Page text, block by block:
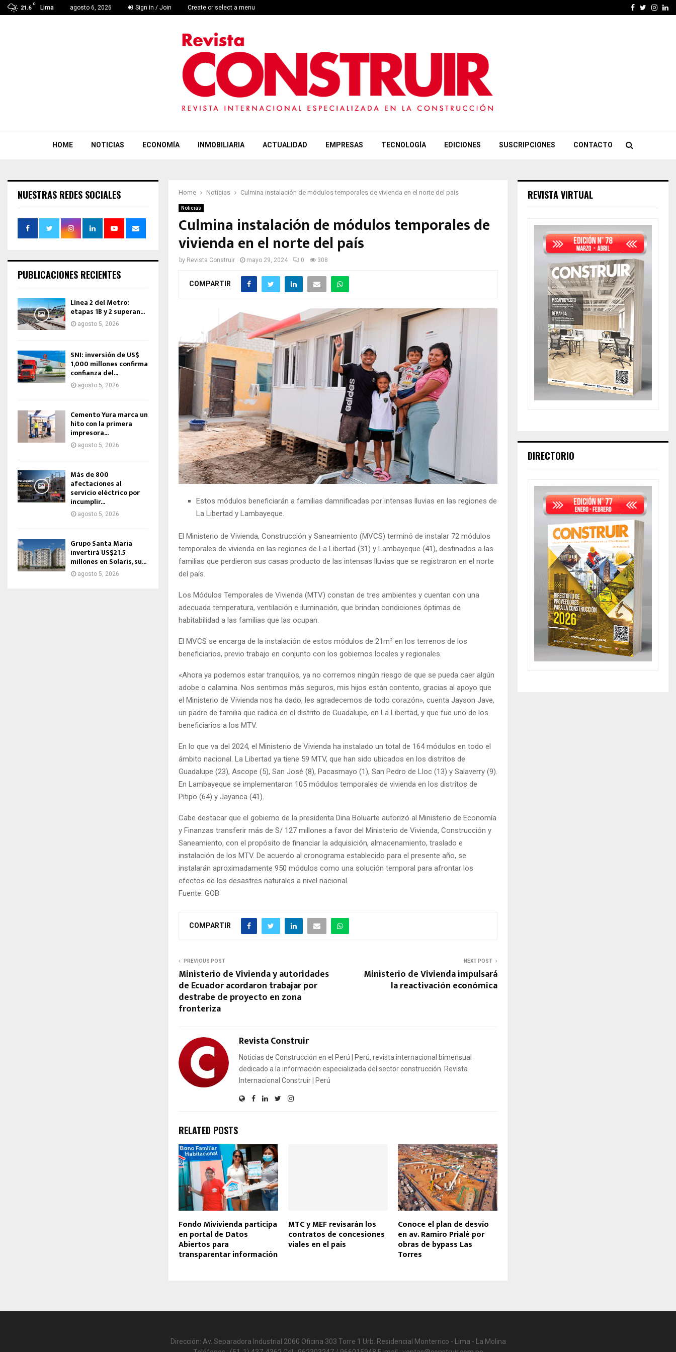
21.6
C
Lima agosto 6, 2026 Sign in / Join Create or select a menu Facebook
Twitter
HOME NOTICIAS ECONOMÍA INMOBILIARIA ACTUALIDAD EMPRESAS TECNOLOGÍA EDICIONES SUSCRIPCIONES CONTACTO
Home Noticias Culmina instalación de módulos temporales de vivienda en el norte del país
Noticias
Culmina instalación de módulos temporales de
vivienda en el norte del país
by Revista Construir mayo 29, 2024 0 308
COMPARTIR
Estos módulos beneficiarán a familias damnificadas por intensas lluvias en las regiones de
La Libertad y Lambayeque.
El Ministerio de Vivienda, Construcción y Saneamiento (MVCS) terminó de instalar 72 módulos
temporales de vivienda en las regiones de La Libertad (31) y Lambayeque (41), destinados a las
familias que perdieron sus casas producto de las intensas lluvias que se registraron en el norte
del país.
Los Módulos Temporales de Vivienda (MTV) constan de tres ambientes y cuentan con una
adecuada temperatura, ventilación e iluminación, que brindan condiciones óptimas de
habitabilidad a las familias que las ocupan.
El MVCS se encarga de la instalación de estos módulos de 21m² en los terrenos de los
beneficiarios, previo trabajo en conjunto con los gobiernos locales y regionales.
«Ahora ya podemos estar tranquilos, ya no corremos ningún riesgo de que se pueda caer algún
adobe o calamina. Nos sentimos más seguros, mis hijos están contento, gracias al apoyo que
el Ministerio de Vivienda nos ha dado, les agradecemos de todo corazón», cuenta Jayson Jave,
un padre de familia que radica en el distrito de Guadalupe, en La Libertad, y que fue uno de los
beneficiarios a los MTV.
En lo que va del 2024, el Ministerio de Vivienda ha instalado un total de 164 módulos en todo el
ámbito nacional. La Libertad ya tiene 59 MTV, que han sido ubicados en los distritos de
Guadalupe (23), Ascope (5), San José (8), Pacasmayo (1), San Pedro de Lloc (13) y Salaverry (9).
En Lambayeque se implementaron 105 módulos temporales de vivienda en los distritos de
Pítipo (64) y Jayanca (41).
Cabe destacar que el gobierno de la presidenta Dina Boluarte autorizó al Ministerio de Economía
y Finanzas transferir más de S/ 127 millones a favor del Ministerio de Vivienda, Construcción y
Saneamiento, con el propósito de financiar la adquisición, almacenamiento, traslado e
instalación de los MTV. De acuerdo al cronograma establecido para el presente año, se
instalarán aproximadamente 950 módulos como una solución temporal para afrontar los
efectos de los desastres naturales a nivel nacional.
Fuente: GOB
COMPARTIR
PREVIOUS POST
Ministerio de Vivienda y autoridades
de Ecuador acordaron trabajar por
destrabe de proyecto en zona
fronteriza
NEXT POST
Ministerio de Vivienda impulsará
la reactivación económica
Revista Construir
Noticias de Construcción en el Perú | Perú, revista internacional bimensual
dedicado a la información especializada del sector construcción. Revista
Internacional Construir | Perú
RELATED POSTS
Fondo Mivivienda participa
en portal de Datos
Abiertos para
transparentar información
MTC y MEF revisarán los
contratos de concesiones
viales en el país
Conoce el plan de desvío
en av. Ramiro Prialé por
obras de bypass Las
Torres
NUESTRAS REDES SOCIALES
PUBLICACIONES RECIENTES
Línea 2 del Metro:
etapas 1B y 2 superan...
agosto 5, 2026
SNI: inversión de US$
1,000 millones confirma
confianza del...
agosto 5, 2026
Cemento Yura marca un
hito con la primera
impresora...
agosto 5, 2026
Más de 800
afectaciones al
servicio eléctrico por
incumplir...
agosto 5, 2026
Grupo Santa Maria
invertirá US$21.5
millones en Solaris, su...
agosto 5, 2026
REVISTA VIRTUAL
DIRECTORIO
Dirección: Av. Separadora Industrial 2060 Oficina 303 Torre 1 Urb. Residencial Monterrico - Lima - La Molina